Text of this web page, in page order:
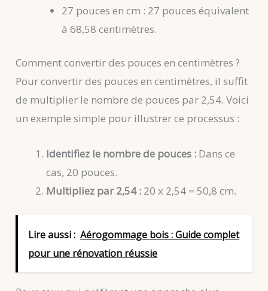
27 pouces en cm : 27 pouces équivalent
à 68,58 centimètres.
Comment convertir des pouces en centimètres ?
Pour convertir des pouces en centimètres, il suffit
de multiplier le nombre de pouces par 2,54. Voici
un exemple simple pour illustrer ce processus :
Identifiez le nombre de pouces : Dans ce
cas, 20 pouces.
Multipliez par 2,54 : 20 x 2,54 = 50,8 cm.
Lire aussi : Aérogommage bois : Guide complet
pour une rénovation réussie